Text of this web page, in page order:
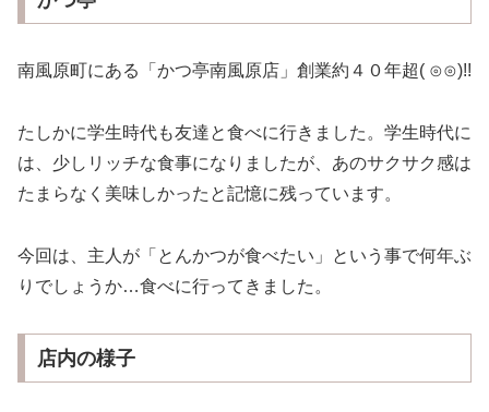
南風原町にある「かつ亭南風原店」創業約４０年超‎( ⊙⊙)!!
たしかに学生時代も友達と食べに行きました。学生時代に
は、少しリッチな食事になりましたが、あのサクサク感は
たまらなく美味しかったと記憶に残っています。
今回は、主人が「とんかつが食べたい」という事で何年ぶ
りでしょうか…食べに行ってきました。
店内の様子